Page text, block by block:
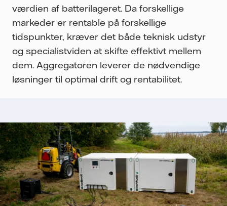
værdien af batterilageret. Da forskellige
markeder er rentable på forskellige
tidspunkter, kræver det både teknisk udstyr
og specialistviden at skifte effektivt mellem
dem. Aggregatoren leverer de nødvendige
løsninger til optimal drift og rentabilitet.